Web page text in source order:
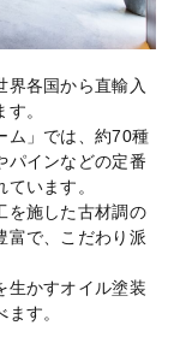
界各国から直輸入
。
ム」では、約70種
パインなどの定番
います。
を施した古材調の
富で、こだわり派
生かすオイル塗装
す。